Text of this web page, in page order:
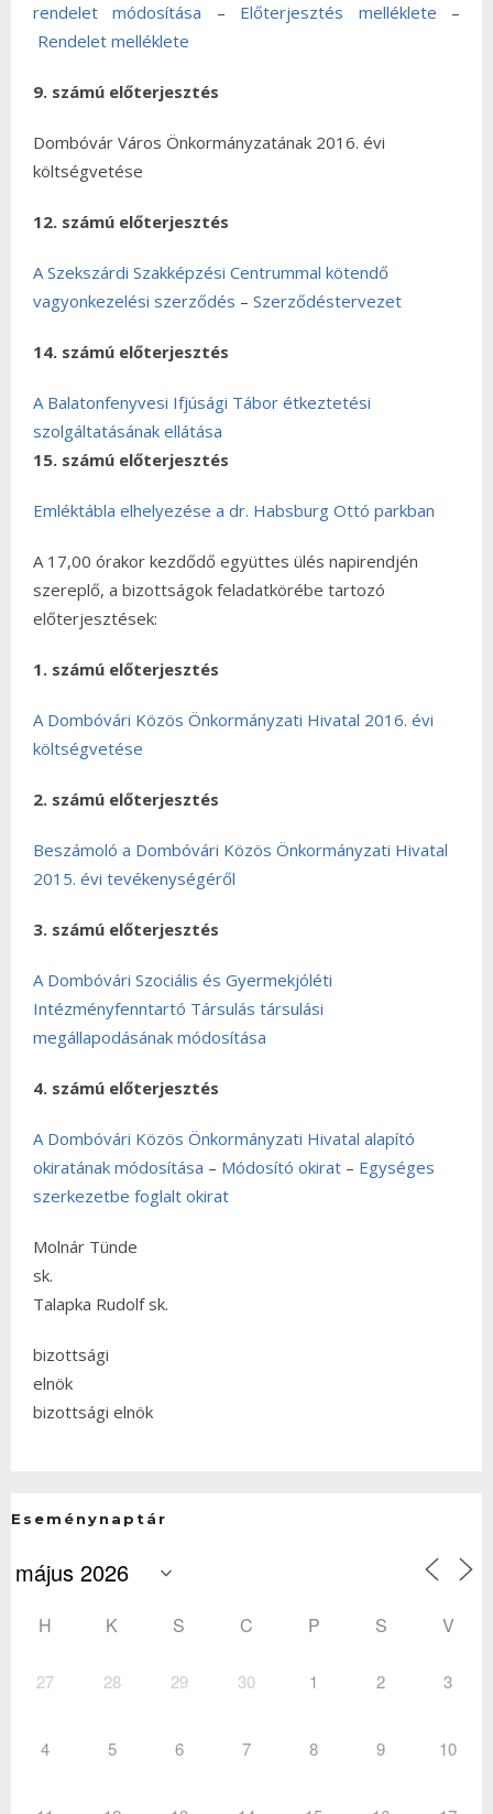
rendelet módosítása – Előterjesztés melléklete –
Rendelet melléklete
9. számú előterjesztés
Dombóvár Város Önkormányzatának 2016. évi
költségvetése
12. számú előterjesztés
A Szekszárdi Szakképzési Centrummal kötendő
vagyonkezelési szerződés – Szerződéstervezet
14. számú előterjesztés
A Balatonfenyvesi Ifjúsági Tábor étkeztetési
szolgáltatásának ellátása
15. számú előterjesztés
Emléktábla elhelyezése a dr. Habsburg Ottó parkban
A 17,00 órakor kezdődő együttes ülés napirendjén
szereplő, a bizottságok feladatkörébe tartozó
előterjesztések:
1. számú előterjesztés
A Dombóvári Közös Önkormányzati Hivatal 2016. évi
költségvetése
2. számú előterjesztés
Beszámoló a Dombóvári Közös Önkormányzati Hivatal
2015. évi tevékenységéről
3. számú előterjesztés
A Dombóvári Szociális és Gyermekjóléti
Intézményfenntartó Társulás társulási
megállapodásának módosítása
4. számú előterjesztés
A Dombóvári Közös Önkormányzati Hivatal alapító
okiratának módosítása – Módosító okirat – Egységes
szerkezetbe foglalt okirat
Molnár Tünde
sk.
Talapka Rudolf sk.
bizottsági
bizottsági elnök
Eseménynaptár
H K S C P S V
27 28 29 30 1 2 3
4 5 6 7 8 9 10